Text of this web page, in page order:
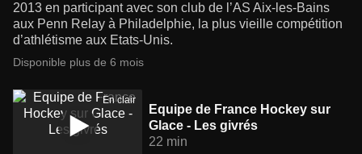
2013 en participant avec son club de l’AS Aix-les-Bains
aux Penn Relay à Philadelphie, la plus vieille compétition
d’athlétisme aux Etats-Unis.
Disponible plus de 6 mois
En clair
Equipe de France Hockey sur
Glace - Les givrés
22 min